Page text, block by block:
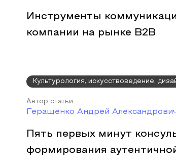
Инструменты
компании на рынке B2B
Культурология, искусствоведение,
Автор статьи
Геращенко Андрей
Пять первых минут
формирования